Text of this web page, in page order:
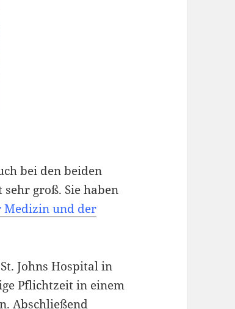
bei den beiden
sehr groß. Sie haben
Medizin und der
Johns Hospital in
Pflichtzeit in einem
Abschließend